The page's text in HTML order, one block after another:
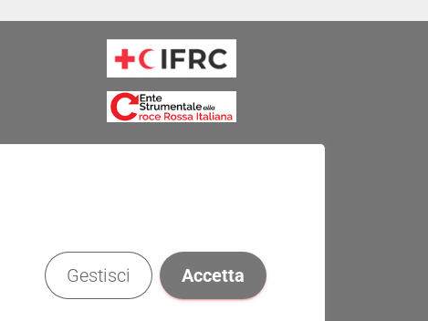
Accetta
Gestisci